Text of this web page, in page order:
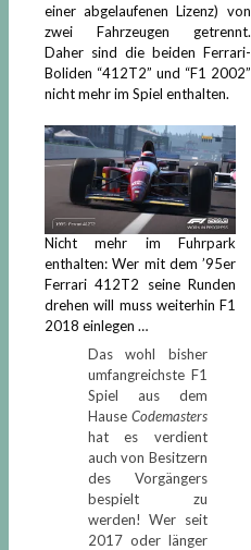
einer abgelaufenen Lizenz) von
zwei Fahrzeugen getrennt.
Daher sind die beiden Ferrari-
Boliden “412T2” und “F1 2002”
nicht mehr im Spiel enthalten.
Nicht mehr im Fuhrpark
enthalten: Wer mit dem ’95er
Ferrari 412T2 seine Runden
drehen will muss weiterhin F1
2018 einlegen …
Das wohl bisher
umfangreichste F1
Spiel aus dem
Hause Codemasters
hat es verdient
auch von Besitzern
des Vorgängers
bespielt zu
werden! Wer seit
2017 oder länger